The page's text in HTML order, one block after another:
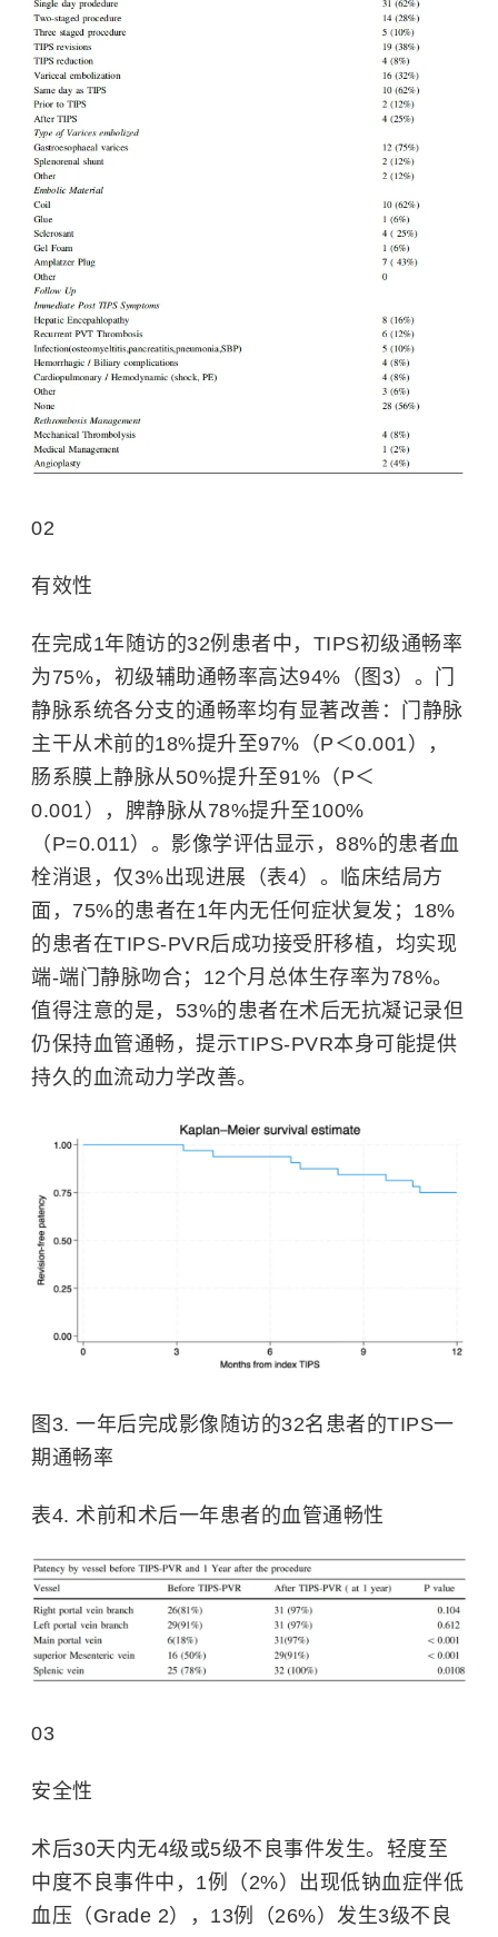
02
有效性
在完成1年随访的32例患者中，TIPS初级通畅率
为75%，初级辅助通畅率高达94%（图3）。门
静脉系统各分支的通畅率均有显著改善：门静脉
主干从术前的18%提升至97%（P＜0.001），
肠系膜上静脉从50%提升至91%（P＜
0.001），脾静脉从78%提升至100%
（P=0.011）。影像学评估显示，88%的患者血
栓消退，仅3%出现进展（表4）。临床结局方
面，75%的患者在1年内无任何症状复发；18%
的患者在TIPS-PVR后成功接受肝移植，均实现
端-端门静脉吻合；12个月总体生存率为78%。
值得注意的是，53%的患者在术后无抗凝记录但
仍保持血管通畅，提示TIPS-PVR本身可能提供
持久的血流动力学改善。
图3. 一年后完成影像随访的32名患者的TIPS一
期通畅率
表4. 术前和术后一年患者的血管通畅性
03
安全性
术后30天内无4级或5级不良事件发生。轻度至
中度不良事件中，1例（2%）出现低钠血症伴低
血压（Grade 2），13例（26%）发生3级不良